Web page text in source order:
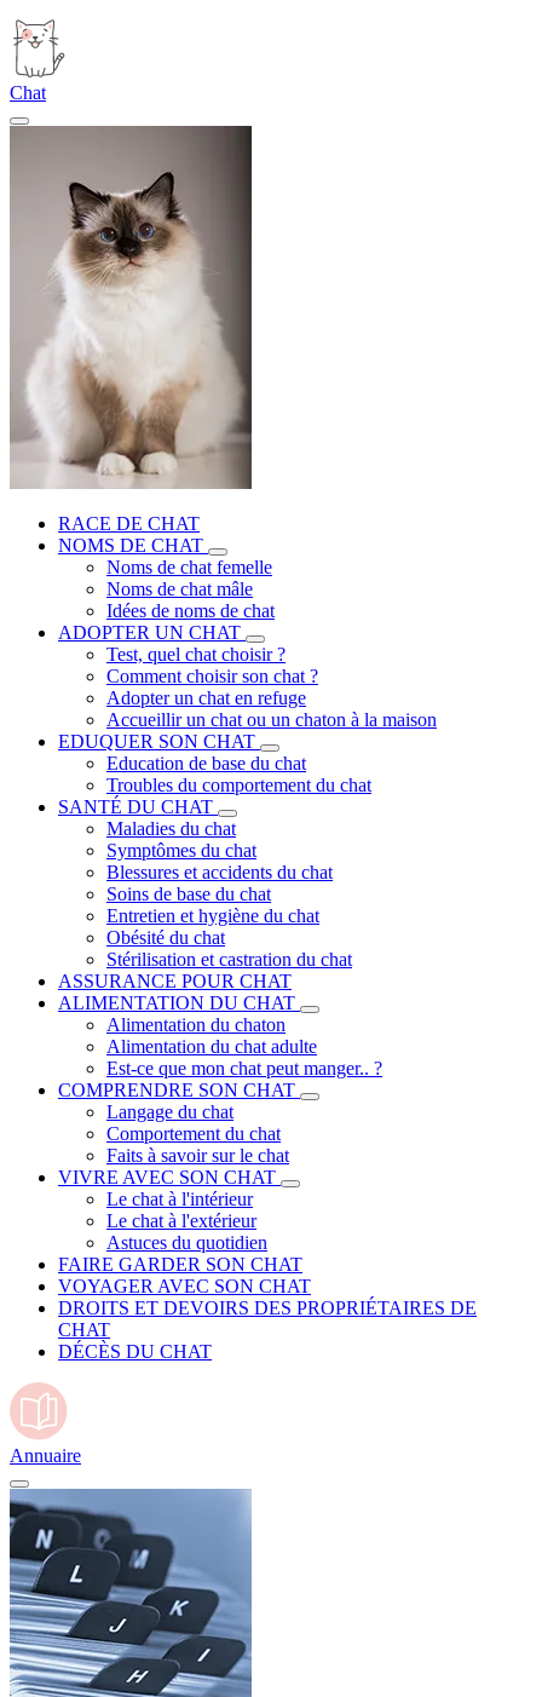
Chat
RACE DE CHAT
NOMS DE CHAT
Noms de chat femelle
Noms de chat mâle
Idées de noms de chat
ADOPTER UN CHAT
Test, quel chat choisir ?
Comment choisir son chat ?
Adopter un chat en refuge
Accueillir un chat ou un chaton à la maison
EDUQUER SON CHAT
Education de base du chat
Troubles du comportement du chat
SANTÉ DU CHAT
Maladies du chat
Symptômes du chat
Blessures et accidents du chat
Soins de base du chat
Entretien et hygiène du chat
Obésité du chat
Stérilisation et castration du chat
ASSURANCE POUR CHAT
ALIMENTATION DU CHAT
Alimentation du chaton
Alimentation du chat adulte
Est-ce que mon chat peut manger.. ?
COMPRENDRE SON CHAT
Langage du chat
Comportement du chat
Faits à savoir sur le chat
VIVRE AVEC SON CHAT
Le chat à l'intérieur
Le chat à l'extérieur
Astuces du quotidien
FAIRE GARDER SON CHAT
VOYAGER AVEC SON CHAT
DROITS ET DEVOIRS DES PROPRIÉTAIRES DE
CHAT
DÉCÈS DU CHAT
Annuaire